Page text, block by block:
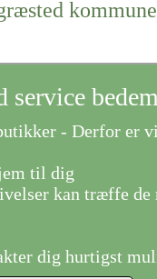
kommune
- Derfor er
til dig
kan træffe de
dig hurtigst